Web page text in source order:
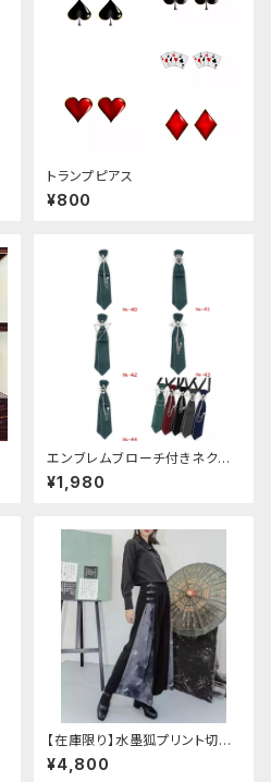
トランプピアス
¥800
エンブレムブローチ付きネクタ
イ(グリーン)
¥1,980
【在庫限り】水墨狐プリント切替
サイドバックルワイドパンツ（Lサ
イズ
¥4,800